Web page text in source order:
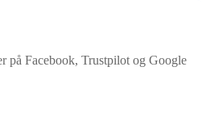
på Facebook, Trustpilot og Google